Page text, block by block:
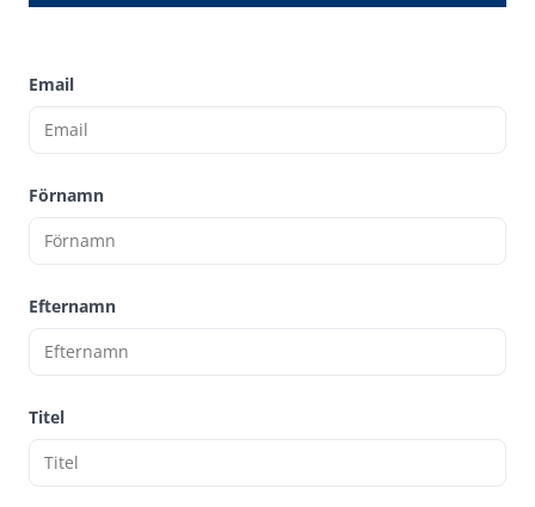
Email
Förnamn
Efternamn
Titel